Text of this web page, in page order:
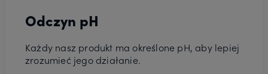
Odczyn pH
Każdy nasz produkt ma określone pH, aby lepiej
zrozumieć jego działanie.